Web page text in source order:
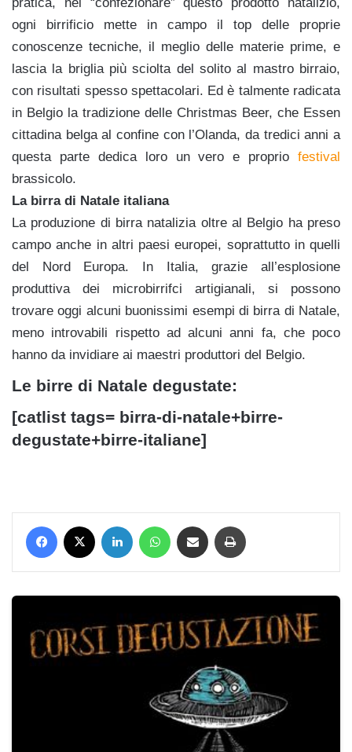
ogni birrificio mette in campo il top delle proprie
conoscenze tecniche, il meglio delle materie prime, e
lascia la briglia più sciolta del solito al mastro birraio,
con risultati spesso spettacolari. Ed è talmente radicata
in Belgio la tradizione delle Christmas Beer, che Essen
cittadina belga al confine con l’Olanda, da tredici anni a
questa parte dedica loro un vero e proprio festival
brassicolo.
La birra di Natale italiana
La produzione di birra natalizia oltre al Belgio ha preso
campo anche in altri paesi europei, soprattutto in quelli
del Nord Europa. In Italia, grazie all’esplosione
produttiva dei microbirrifci artigianali, si possono
trovare oggi alcuni buonissimi esempi di birra di Natale,
meno introvabili rispetto ad alcuni anni fa, che poco
hanno da invidiare ai maestri produttori del Belgio.
Le birre di Natale degustate:
[catlist tags= birra-di-natale+birre-
degustate+birre-italiane]
Facebook LinkedIn WhatsApp Condividi via mail